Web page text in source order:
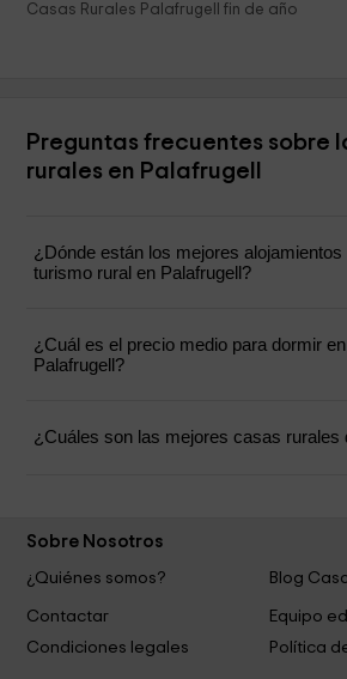
Casas Rurales Palafrugell fin de año
Preguntas frecuentes sobre
rurales en Palafrugell
¿Dónde están los mejores
turismo rural en Palafrugell?
¿Cuál es el precio medio para dormir
Palafrugell?
¿Cuáles son las mejores casas rurales
Sobre Nosotros
¿Quiénes somos?
Blog
Contactar
Equipo
Condiciones legales
Política